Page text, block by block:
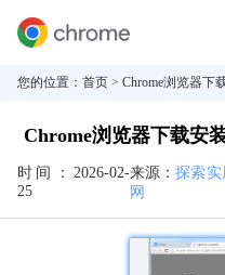
您的位置： 首页 > Chrome浏览器下
Chrome浏览器下载安
时间： 2026-02-
25
来源：探索实
网